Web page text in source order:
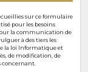
sur ce formulaire
pour les besoins
la communication de
à des tiers les
la loi Informatique et
de modification, de
concernant.